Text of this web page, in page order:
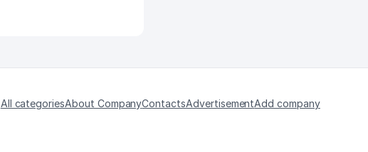
All categoriesAbout CompanyContactsAdvertisementAdd company